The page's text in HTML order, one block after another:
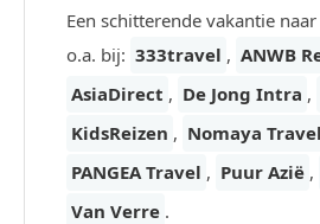
Een schitterende vakantie
o.a. bij: 333travel , ANWB
AsiaDirect , De Jong Intra ,
KidsReizen , Nomaya Travel
PANGEA Travel , Puur Azië ,
Van Verre .